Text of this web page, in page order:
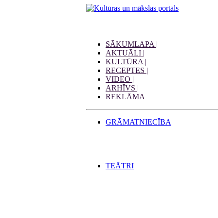
SĀKUMLAPA |
AKTUĀLI |
KULTŪRA |
RECEPTES |
VIDEO |
ARHĪVS |
REKLĀMA
GRĀMATNIECĪBA
TEĀTRI